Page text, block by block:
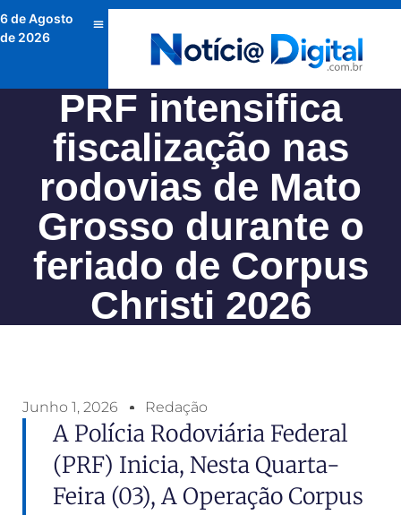
6 de Agosto
de 2026
PRF intensifica
fiscalização nas
rodovias de Mato
Grosso durante o
feriado de Corpus
Christi 2026
Junho 1, 2026 Redação
A Polícia Rodoviária Federal
(PRF) Inicia, Nesta Quarta-
Feira (03), A Operação Corpus